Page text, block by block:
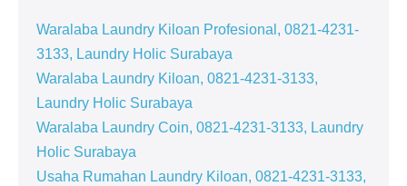
Waralaba Laundry Kiloan Profesional, 0821-4231-
3133, Laundry Holic Surabaya
Waralaba Laundry Kiloan, 0821-4231-3133,
Laundry Holic Surabaya
Waralaba Laundry Coin, 0821-4231-3133, Laundry
Holic Surabaya
Usaha Rumahan Laundry Kiloan, 0821-4231-3133,